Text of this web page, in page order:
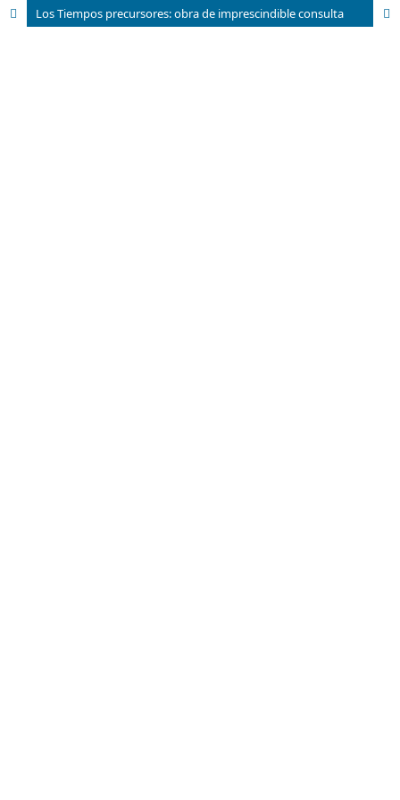
Los Tiempos precursores: obra de imprescindible consulta